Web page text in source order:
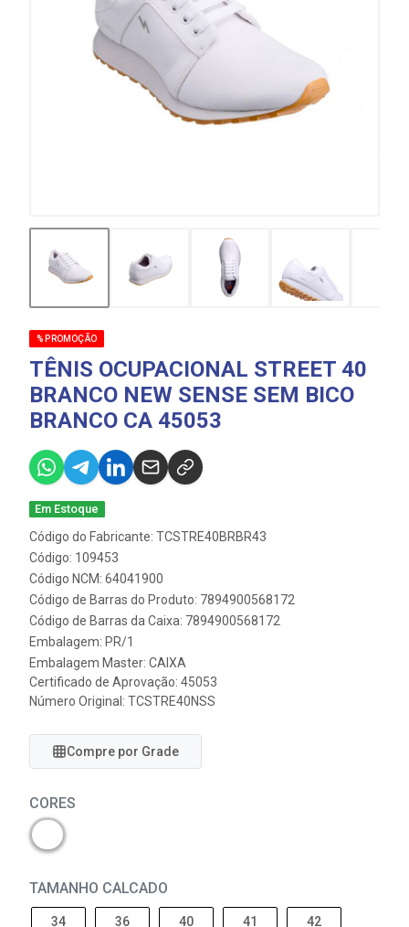
% PROMOÇÃO
TÊNIS OCUPACIONAL STREET 40
BRANCO NEW SENSE SEM BICO
BRANCO CA 45053
Em Estoque
Código do Fabricante: TCSTRE40BRBR43
Código: 109453
Código NCM: 64041900
Código de Barras do Produto: 7894900568172
Código de Barras da Caixa: 7894900568172
Embalagem: PR/1
Embalagem Master: CAIXA
Certificado de Aprovação: 45053
Número Original: TCSTRE40NSS
Compre por Grade
CORES
TAMANHO CALCADO
34 36 40 41 42